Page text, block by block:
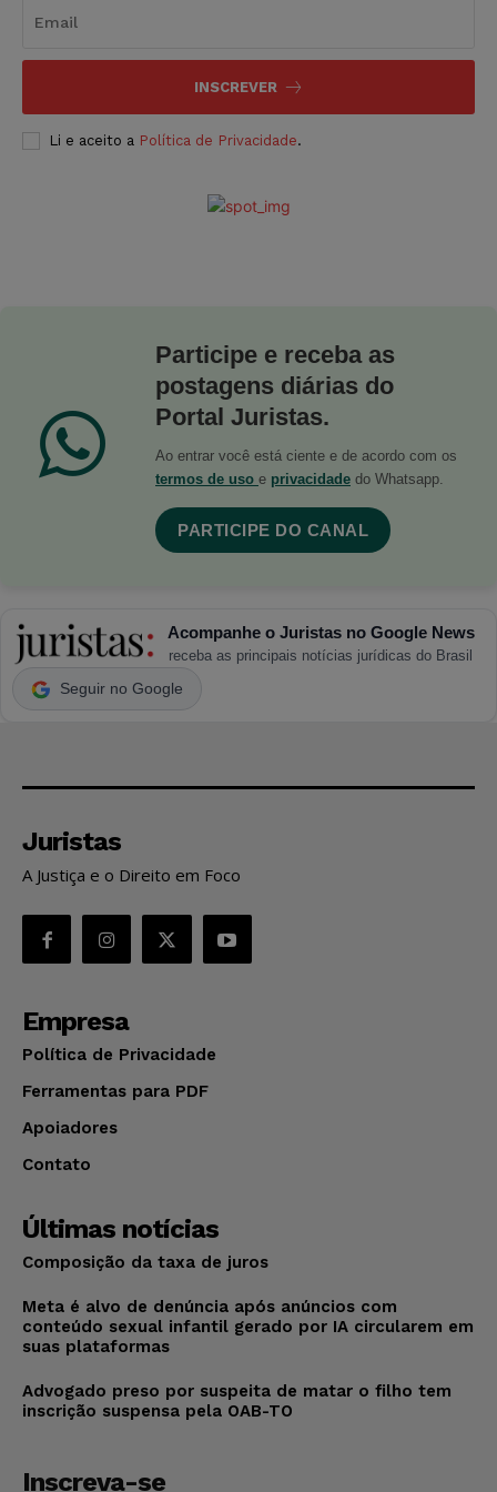
INSCREVER
Li e aceito a Política de Privacidade.
Participe e receba as
postagens diárias do
Portal Juristas.
Ao entrar você está ciente e de acordo com os
termos de uso e privacidade do Whatsapp.
PARTICIPE DO CANAL
Acompanhe o Juristas no Google News
receba as principais notícias jurídicas do Brasil
Seguir no Google
Juristas
A Justiça e o Direito em Foco
Empresa
Política de Privacidade
Ferramentas para PDF
Apoiadores
Contato
Últimas notícias
Composição da taxa de juros
Meta é alvo de denúncia após anúncios com
conteúdo sexual infantil gerado por IA circularem em
suas plataformas
Advogado preso por suspeita de matar o filho tem
inscrição suspensa pela OAB-TO
Inscreva-se